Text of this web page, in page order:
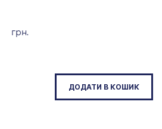
грн.
ДОДАТИ В КОШИК